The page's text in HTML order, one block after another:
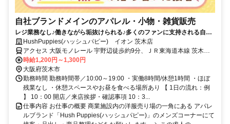
自社ブランドメインのアパレル・小物・雑貨販売
レジ業務なし♪働きながら垢抜けられる♪多くのファンに支持される自社
のお洋服を届けるお仕事！
HushPuppies(ハッシュパピー) イオン 茨木店
アクセス 大阪モノレール 宇野辺徒歩約9分、ＪＲ東海道本線 茨木
〔ＪＲ〕西口徒歩約10分
時給1,200円～1,300円
大阪府茨木市
勤務時間 勤務時間帯／10:00～19:00 ・実働8時間/休憩1時間 ・ほぼ
残業なし ・休憩スペースやお昼を食べる場所あり 【 1日の流れ：例
】 10：00 開店／来店挨拶・確認事項 10：3...
仕事内容 お仕事の概要 商業施設内の洋服売り場の一角にある アパレ
ルブランド「Hush Puppies(ハッシュパピー)」のメンズコーナーにて